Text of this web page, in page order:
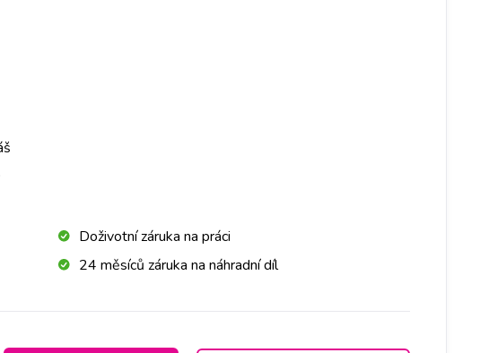
Doživotní záruka na práci
24 měsíců záruka na náhradní díl